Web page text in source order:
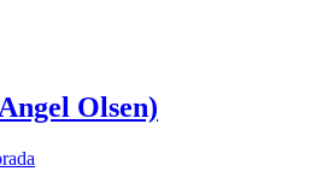
Olsen)